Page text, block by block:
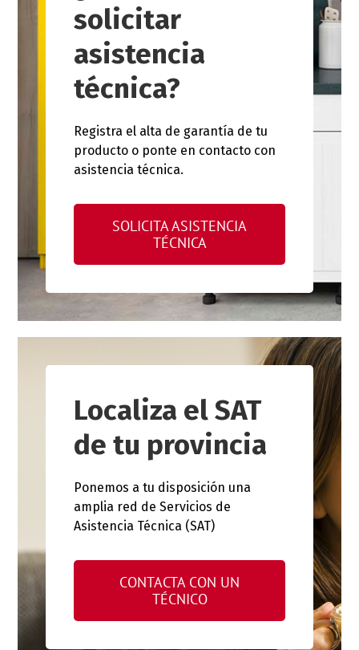
solicitar
asistencia
técnica?
Registra el alta de garantía de tu
producto o ponte en contacto con
asistencia técnica.
SOLICITA ASISTENCIA
TÉCNICA
Localiza el SAT
de tu provincia
Ponemos a tu disposición una
amplia red de Servicios de
Asistencia Técnica (SAT)
CONTACTA CON UN
TÉCNICO